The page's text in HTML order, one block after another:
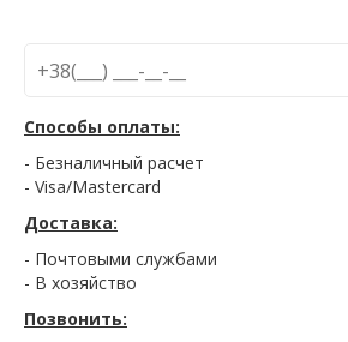
Способы оплаты:
- Безналичный расчет
- Visa/Mastercard
Доставка:
- Почтовыми службами
- В хозяйство
Позвонить: